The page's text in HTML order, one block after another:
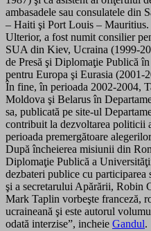
ambasadele sau consulatele din
– Haiti şi Port Louis – Mauritius.
Ulterior, a fost numit consilier
SUA din Kiev, Ucraina (1999-
de Presă şi Diplomaţie Publică
pentru Europa şi Eurasia (2001-
În fine, în perioada 2002-2004,
Moldova şi Belarus în
sa, publicată pe site-ul
contribuit la dezvoltarea politicii
perioada premergătoare
După încheierea misiunii din
Diplomaţie Publică a
dezbateri publice cu
şi a secretarului Apărării, Robin
Mark Taplin vorbeşte franceză,
ucraineană şi este autorul
odată interzise”, incheie Gandul.